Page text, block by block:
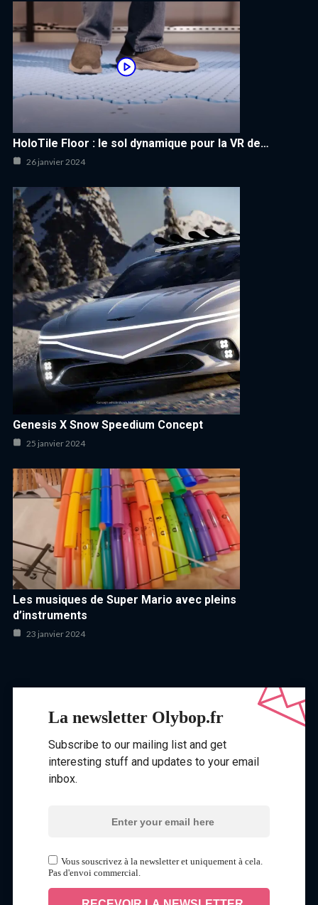
HoloTile Floor : le sol dynamique pour la VR de…
26 janvier 2024
Genesis X Snow Speedium Concept
25 janvier 2024
Les musiques de Super Mario avec pleins
d’instruments
23 janvier 2024
La newsletter Olybop.fr
Subscribe to our mailing list and get
interesting stuff and updates to your email
inbox.
Vous souscrivez à la newsletter et uniquement à cela.
Pas d'envoi commercial.